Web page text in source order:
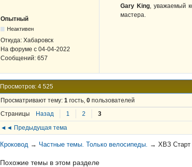
Опытный
Неактивен
Откуда: Хабаровск
На форуме с 04-04-2022
Сообщений: 657
Gary King, уважаемый
мастера.
Просмотров: 4 525
Просматривают тему: 1 гость, 0 пользователей
Страницы
Назад 1 2 3
◄◄ Предыдущая тема
Кроковод → Частные темы. Только велосипеды. →ХВЗ Старт
Похожие темы в этом разделе